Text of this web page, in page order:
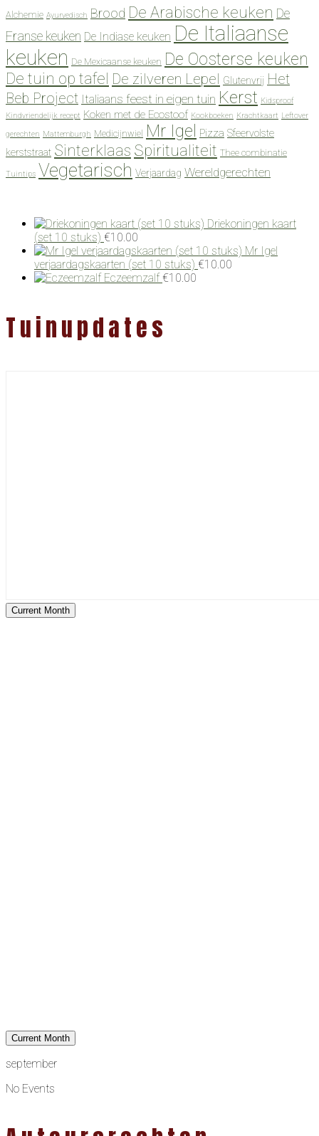
Alchemie Ayurvedisch Brood De Arabische keuken De
Franse keuken De Indiase keuken De Italiaanse
keuken De Mexicaanse keuken De Oosterse keuken
De tuin op tafel De zilveren Lepel Glutenvrij Het
Beb Project Italiaans feest in eigen tuin Kerst Kidsproof
Kindvriendelijk recept Koken met de Ecostoof Kookboeken Krachtkaart Leftover
gerechten Mattemburgh Medicijnwiel Mr Igel Pizza Sfeervolste
kerststraat Sinterklaas Spiritualiteit Thee combinatie
Tuintips Vegetarisch Verjaardag Wereldgerechten
Driekoningen kaart
(set 10 stuks) €10.00
Mr Igel
verjaardagskaarten (set 10 stuks) €10.00
Eczeemzalf €10.00
Tuinupdates
Current Month
Current Month
september
No Events